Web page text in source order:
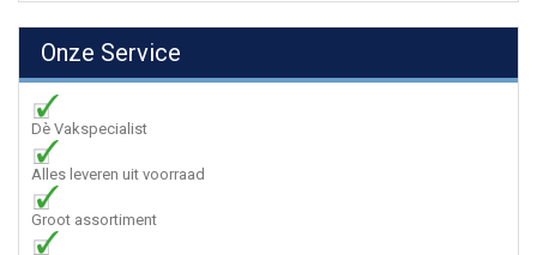
Onze Service
Dè Vakspecialist
Alles leveren uit voorraad
Groot assortiment